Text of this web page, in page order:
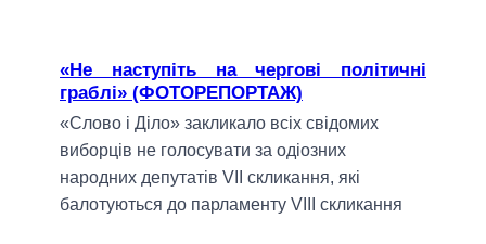
«Не наступіть на чергові політичні
граблі» (ФОТОРЕПОРТАЖ)
«Слово і Діло» закликало всіх свідомих
виборців не голосувати за одіозних
народних депутатів VII скликання, які
балотуються до парламенту VIII скликання